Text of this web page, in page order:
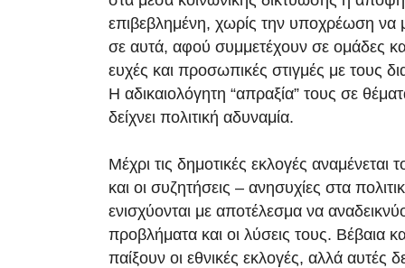
επιβεβλημένη, χωρίς την υποχρέωση να
σε αυτά, αφού συμμετέχουν σε ομάδες
ευχές και προσωπικές στιγμές με τους
Η αδικαιολόγητη “απραξία” τους σε
δείχνει πολιτική αδυναμία.
Μέχρι τις δημοτικές εκλογές αναμένεται
και οι συζητήσεις – ανησυχίες στα
ενισχύονται με αποτέλεσμα να
προβλήματα και οι λύσεις τους. Βέβαια
παίξουν οι εθνικές εκλογές, αλλά αυτές